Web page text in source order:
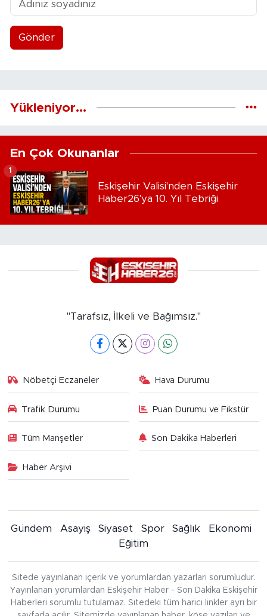
Gönder
Yükleniyor...
En Çok Okunanlar
Eskişehir Valisi'nden Eskişehir
Haber26'ya 10. Yıl Tebriği
1
"Tarafsız, İlkeli ve Bağımsız."
Nöbetçi Eczaneler Hava Durumu
Trafik Durumu Puan Durumu ve Fikstür
Tüm Manşetler Son Dakika Haberleri
Haber Arşivi
Gündem Asayiş Siyaset Spor Sağlık
Ekonomi
Eğitim
Sitede yayınlanan içerik ve yorumlardan yazarları sorumludur.
Yayınlanan yorumlardan Eskişehir Haber - Son Dakika Eskişehir
Haberleri sorumlu tutulamaz. Sitedeki tüm harici linkler ayrı bir